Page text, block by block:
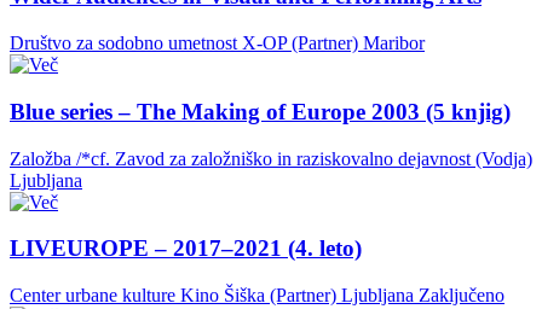
Društvo za sodobno umetnost X-OP (Partner) Maribor
Blue series – The Making of Europe 2003 (5 knjig)
Založba /*cf. Zavod za založniško in raziskovalno dejavnost (Vodja)
Ljubljana
LIVEUROPE – 2017–2021 (4. leto)
Center urbane kulture Kino Šiška (Partner) Ljubljana Zaključeno